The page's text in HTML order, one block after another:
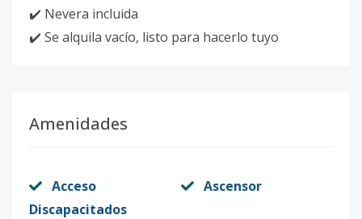
✔️ Nevera incluida
✔️ Se alquila vacío, listo para hacerlo tuyo
Amenidades
Acceso
Discapacitados
Ascensor